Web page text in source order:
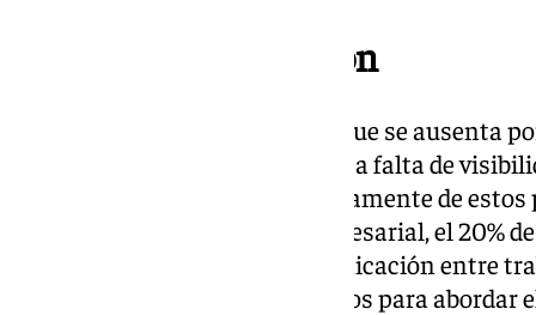
Falta de comunicación
Uno de cada tres trabajadores que se ausenta
nadie en su entorno laboral. Esta falta de
persistentes para hablar abiertamente de
profesional. Desde el lado empresarial, el 20%
precisamente la falta de comunicación entre
uno de los principales obstáculos para abordar